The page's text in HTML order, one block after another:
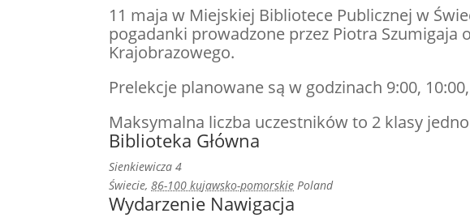
11 maja w Miejskiej Bibliotece Publicznej w
pogadanki prowadzone przez Piotra Szumigaja
Krajobrazowego.
Prelekcje planowane są w godzinach 9:00,
Maksymalna liczba uczestników to 2 klasy
Biblioteka Główna
Sienkiewicza 4
Świecie, 86-100 kujawsko-pomorskie Poland
Wydarzenie Nawigacja